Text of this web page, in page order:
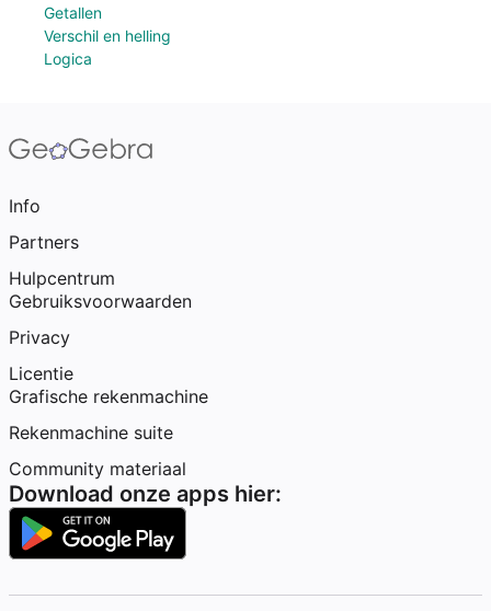
Getallen
Verschil en helling
Logica
Info
Partners
Hulpcentrum
Gebruiksvoorwaarden
Privacy
Licentie
Grafische rekenmachine
Rekenmachine suite
Community materiaal
Download onze apps hier: